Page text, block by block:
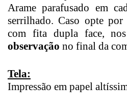
Arame parafusado em
serrilhado. Caso opte por
com fita dupla face,
observação no final da
Tela:
Impressão em papel